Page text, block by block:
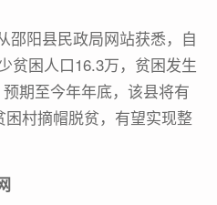
邵阳县民政局网站获悉，自
贫困人口16.3万，贫困发生
期至今年年底，该县将有
村摘帽脱贫，有望实现整